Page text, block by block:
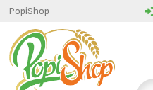
PopiShop